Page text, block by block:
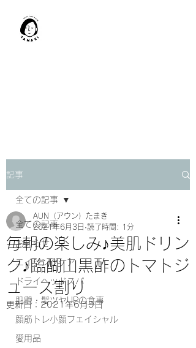
記事
全ての記事
お知らせ
エイジングケア
ドライヘッドスパ
肌艶・髪ツヤUPの食事
顔筋トレ小顔フェイシャル
愛用品
全ての記事
毎朝の楽しみ♪美肌ドリン
ク♪臨醐山黒酢のトマトジ
ュース割り
AUN（アウン）たまき
2021年6月3日 読了時間: 1分
更新日： 2021年6月9日